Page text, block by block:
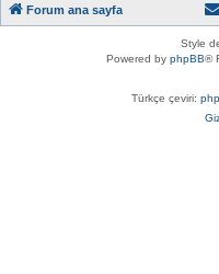
Forum ana sayfa
Style
Powered by phpBB®
Türkçe çeviri: